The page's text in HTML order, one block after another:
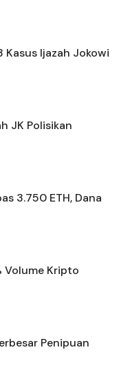
Kasus Ijazah Jokowi
JK Polisikan
3.750 ETH, Dana
Volume Kripto
Penipuan